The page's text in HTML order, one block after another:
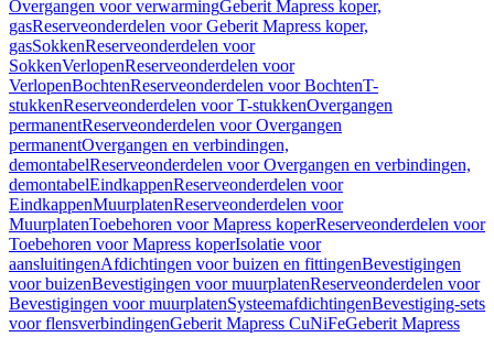
Overgangen voor verwarmingGeberit Mapress koper,
gasReserveonderdelen voor Geberit Mapress koper,
gasSokkenReserveonderdelen voor
SokkenVerlopenReserveonderdelen voor
VerlopenBochtenReserveonderdelen voor BochtenT-
stukkenReserveonderdelen voor T-stukkenOvergangen
permanentReserveonderdelen voor Overgangen
permanentOvergangen en verbindingen,
demontabelReserveonderdelen voor Overgangen en verbindingen,
demontabelEindkappenReserveonderdelen voor
EindkappenMuurplatenReserveonderdelen voor
MuurplatenToebehoren voor Mapress koperReserveonderdelen voor
Toebehoren voor Mapress koperIsolatie voor
aansluitingenAfdichtingen voor buizen en fittingenBevestigingen
voor buizenBevestigingen voor muurplatenReserveonderdelen voor
Bevestigingen voor muurplatenSysteemafdichtingenBevestiging-sets
voor flensverbindingenGeberit Mapress CuNiFeGeberit Mapress